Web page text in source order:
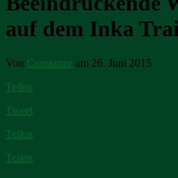
auf dem Inka
Von Constanze am 26. Juni 2015
Teilen
Tweet
Teilen
Teilen